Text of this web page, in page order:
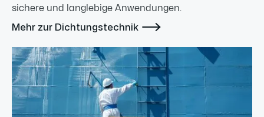
sichere und langlebige Anwendungen.
Mehr zur Dichtungstechnik 